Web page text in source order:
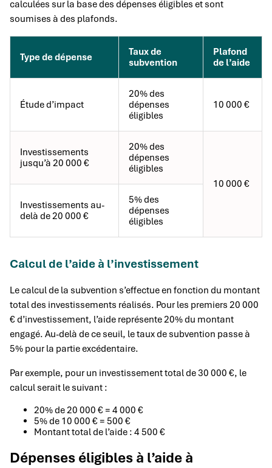
calculées sur la base des dépenses éligibles et sont
soumises à des plafonds.
Type de dépense
Taux de
subvention
Plafond
de l’aide
Étude d’impact
20% des
dépenses
éligibles
10 000 €
Investissements
jusqu’à 20 000 €
20% des
dépenses
éligibles
10 000 €
Investissements au-
delà de 20 000 €
5% des
dépenses
éligibles
Calcul de l’aide à l’investissement
Le calcul de la subvention s’effectue en fonction du montant
total des investissements réalisés. Pour les premiers 20 000
€ d’investissement, l’aide représente 20% du montant
engagé. Au-delà de ce seuil, le taux de subvention passe à
5% pour la partie excédentaire.
Par exemple, pour un investissement total de 30 000 €, le
calcul serait le suivant :
20% de 20 000 € = 4 000 €
5% de 10 000 € = 500 €
Montant total de l’aide : 4 500 €
Dépenses éligibles à l’aide à